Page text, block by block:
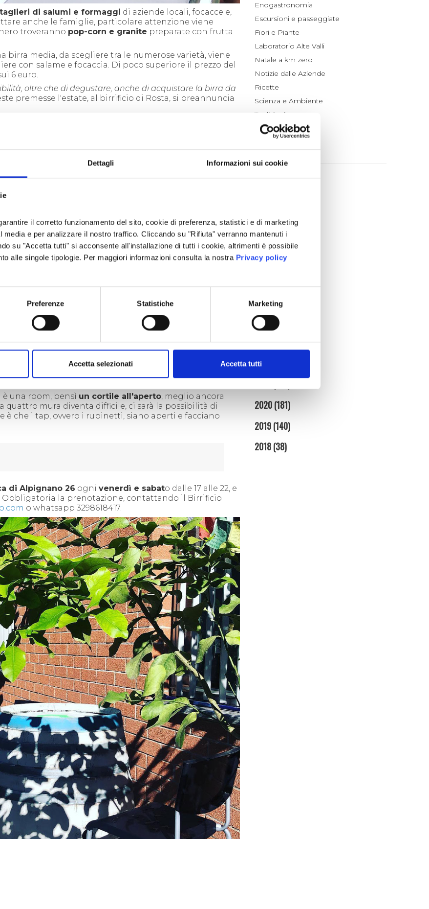
Dettagli Informazioni sui cookie
il corretto funzionamento del sito, cookie di preferenza, statistici e di marketing
media e per analizzare il nostro traffico. Cliccando su "Rifiuta" verranno mantenuti i
su "Accetta tutti" si acconsente all'installazione di tutti i cookie, altrimenti è possibile
alle singole tipologie. Per maggiori informazioni consulta la nostra Privacy policy
Preferenze Statistiche Marketing
Accetta selezionati Accetta tutti
taglieri di salumi e formaggi di aziende locali, focacce e,
anche le famiglie, particolare attenzione viene
troveranno pop-corn e granite preparate con frutta
birra media, da scegliere tra le numerose varietà, viene
con salame e focaccia. Di poco superiore il prezzo del
6 euro.
oltre che di degustare, anche di acquistare la birra da
premesse l'estate, al birrificio di Rosta, si preannuncia
una room, bensì un cortile all'aperto, meglio ancora:
quattro mura diventa difficile, ci sarà la possibilità di
è che i tap, ovvero i rubinetti, siano aperti e facciano
di Alpignano 26 ogni venerdì e sabato dalle 17 alle 22, e
Obbligatoria la prenotazione, contattando il Birrificio
o whatsapp 3298618417.
Enogastronomia
Escursioni e passeggiate
Fiori e Piante
Laboratorio Alte Valli
Natale a km zero
Notizie dalle Aziende
Ricette
Scienza e Ambiente
Tradizioni
Un po' di Storia
ARCHIVIO
2026
maggio (4)
aprile (3)
marzo (7)
2025(86)
2024
(95)
2023(134)
2022
2020(181)
2019(140)
2018(38)